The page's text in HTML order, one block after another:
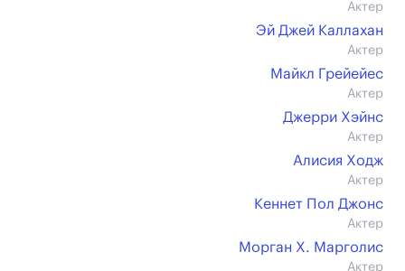
Актер
Эй Джей Каллахан
Актер
Майкл Грейейес
Актер
Джерри Хэйнс
Актер
Алисия Ходж
Актер
Кеннет Пол Джонс
Актер
Морган Х. Марголис
Актер